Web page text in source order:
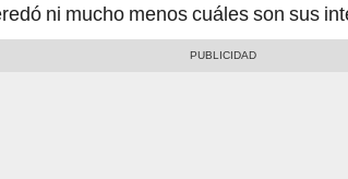
ni mucho menos cuáles son sus